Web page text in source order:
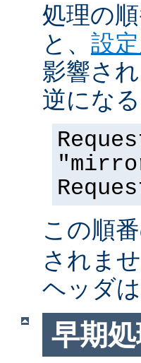
処理の
と、 設
影響さ
逆にな
この順
されま
ヘッダ
早期